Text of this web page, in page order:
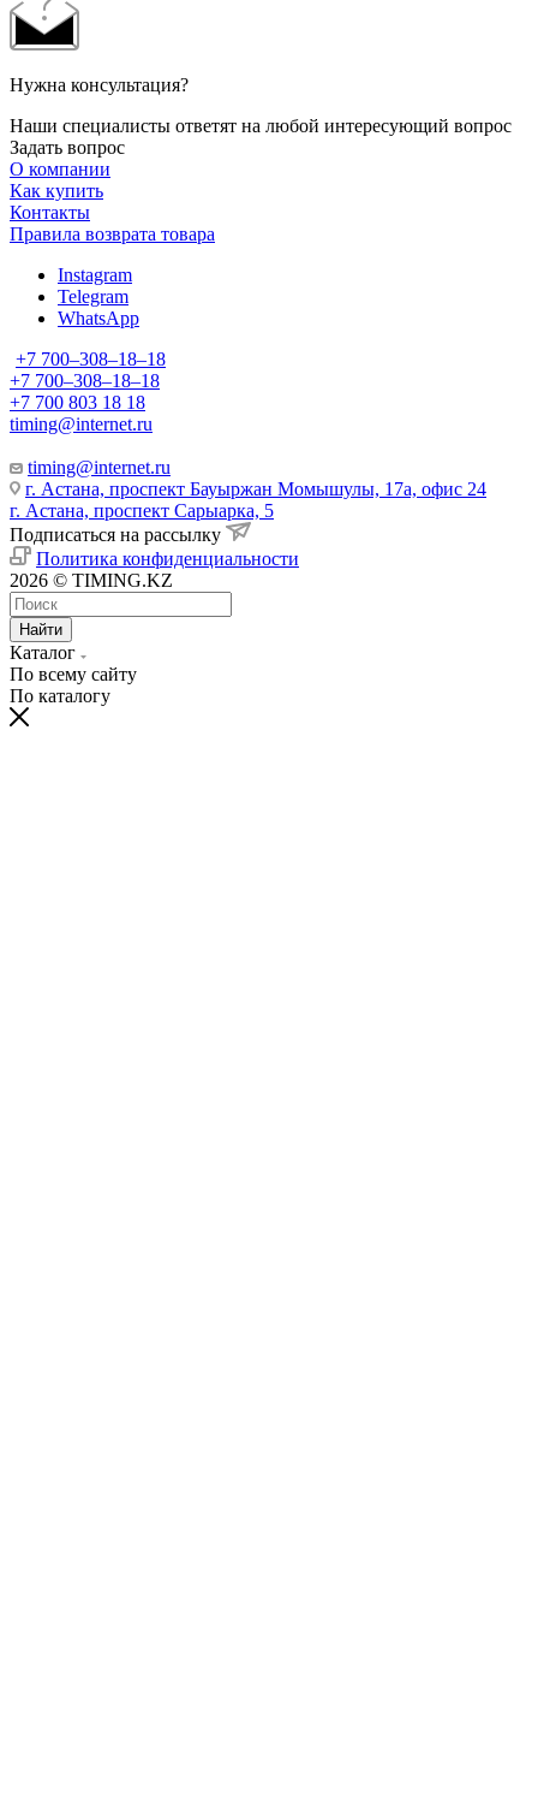
Нужна консультация?
Наши специалисты ответят на любой интересующий вопрос
Задать вопрос
О компании
Как купить
Контакты
Правила возврата товара
Instagram
Telegram
WhatsApp
+7 700‒308‒18‒18
+7 700‒308‒18‒18
+7 700 803 18 18
timing@internet.ru
timing@internet.ru
г. Астана, проспект Бауыржан Момышулы, 17а, офис 24
г. Астана, проспект Сарыарка, 5
Подписаться на рассылку
Политика конфиденциальности
2026 © TIMING.KZ
Найти
Каталог
По всему сайту
По каталогу